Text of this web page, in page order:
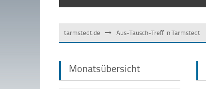
tarmstedt.de Aus-Tausch-Treff in Tarmstedt
Monatsübersicht